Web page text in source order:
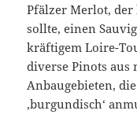
Pfälzer Merlot, der
sollte, einen
kräftigem Loire-
diverse Pinots aus
Anbaugebieten,
‚burgundisch‘